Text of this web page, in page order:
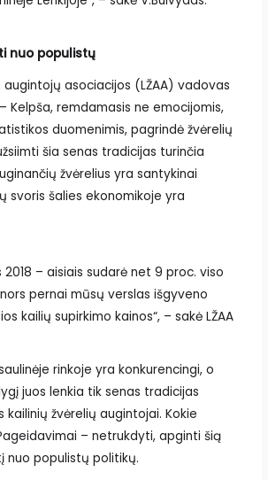
nuo populistų
augintojų asociacijos (LŽAA) vadovas
Kelpša, remdamasis ne emocijomis,
duomenimis, pagrindė žvėrelių
šia senas tradicijas turinčia
žvėrelius yra santykinai
svoris šalies ekonomikoje yra
2018 – aisiais sudarė net 9 proc. viso
pernai mūsų verslas išgyveno
kailių supirkimo kainos“, – sakė LŽAA
rinkoje yra konkurencingi, o
juos lenkia tik senas tradicijas
kailinių žvėrelių augintojai. Kokie
– netrukdyti, apginti šią
nuo populistų politikų.